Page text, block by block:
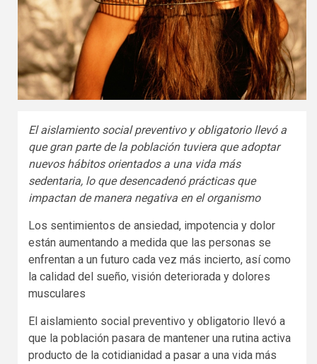
El aislamiento social preventivo y obligatorio llevó a
que gran parte de la población tuviera que adoptar
nuevos hábitos orientados a una vida más
sedentaria, lo que desencadenó prácticas que
impactan de manera negativa en el organismo
Los sentimientos de ansiedad, impotencia y dolor
están aumentando a medida que las personas se
enfrentan a un futuro cada vez más incierto, así como
la calidad del sueño, visión deteriorada y dolores
musculares
El aislamiento social preventivo y obligatorio llevó a
que la población pasara de mantener una rutina activa
producto de la cotidianidad a pasar a una vida más